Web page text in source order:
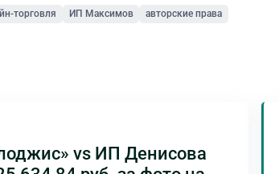
торговля ИП Максимов авторские права
vs ИП Денисова